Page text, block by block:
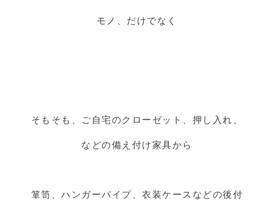
モノ、だけでなく
そもそも、ご自宅のクローゼット、押し入れ、
などの備え付け家具から
箪笥、ハンガーパイプ、衣装ケースなどの後付